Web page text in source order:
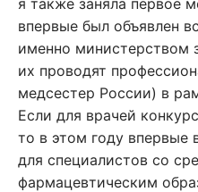
я также заняла первое
впервые был объявлен
именно министерством
их проводят
медсестер России) в
Если для врачей
то в этом году впервые
для специалистов со
фармацевтическим